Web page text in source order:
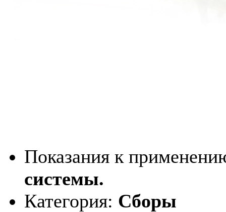
Показания к
системы.
Категория: Сборы